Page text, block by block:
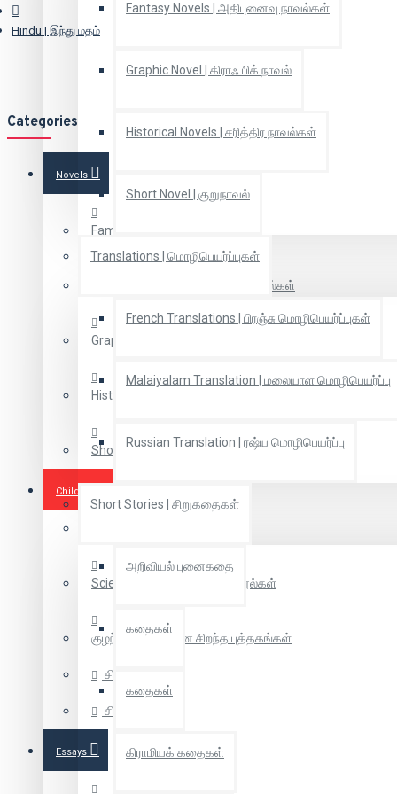
Fantasy Novels | அதிபுனைவு நாவல்கள்
Graphic Novel | கிராஃ பிக் நாவல்
Historical Novels | சரித்திர நாவல்கள்
Short Novel | குறுநாவல்
Translations | மொழிபெயர்ப்புகள்
French Translations | பிரஞ்சு மொழிபெயர்ப்புகள்
Malaiyalam Translation | மலையாள மொழிபெயர்ப்பு
Russian Translation | ரஷ்ய மொழிபெயர்ப்பு
Short Stories | சிறுகதைகள்
அறிவியல் புனைகதை
கதைகள்
கதைகள்
கிராமியக் கதைகள்
Hindu | இந்து மதம்
Categories
Novels
Family novels | குடும்ப நாவல்கள்
Fantasy Novels | அதிபுனைவு நாவல்கள்
Graphic Novel | கிராஃ பிக் நாவல்
Historical Novels | சரித்திர நாவல்கள்
Short Novel | குறுநாவல்
Children Books
Scientific Tamil | அறிவியல் நூல்கள்
குழந்தைகளுக்கான சிறந்த புத்தகங்கள்
சித்திரக்கதை
சிறுவர் கதை
Essays